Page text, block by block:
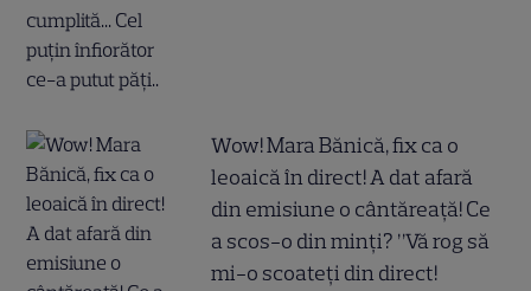
Wow! Mara Bănică, fix ca o
leoaică în direct! A dat afară
din emisiune o cântăreață! Ce
a scos-o din minți? ”Vă rog să
mi-o scoateți din direct!